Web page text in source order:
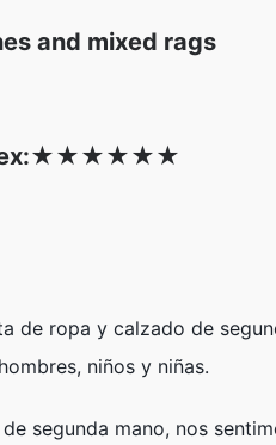
and mixed rags
★★★★★★
de ropa y calzado de
niños y niñas.
segunda mano, nos